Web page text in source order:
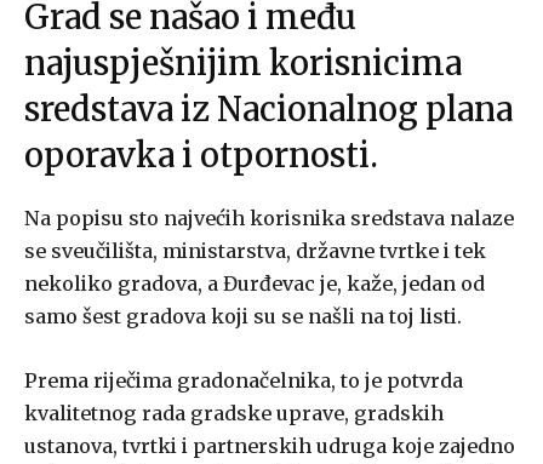
Grad se našao i među
najuspješnijim korisnicima
sredstava iz Nacionalnog plana
oporavka i otpornosti.
Na popisu sto najvećih korisnika sredstava nalaze
se sveučilišta, ministarstva, državne tvrtke i tek
nekoliko gradova, a Đurđevac je, kaže, jedan od
samo šest gradova koji su se našli na toj listi.
Prema riječima gradonačelnika, to je potvrda
kvalitetnog rada gradske uprave, gradskih
ustanova, tvrtki i partnerskih udruga koje zajedno